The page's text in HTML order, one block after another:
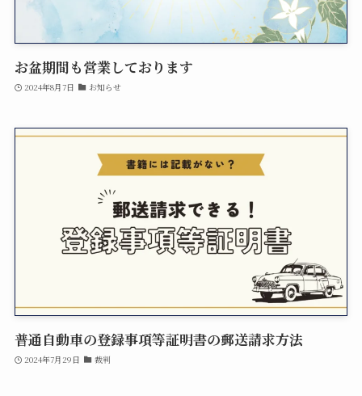
お盆期間も営業しております
2024年8月7日 お知らせ
普通自動車の登録事項等証明書の郵送請求方法
2024年7月29日 裁判